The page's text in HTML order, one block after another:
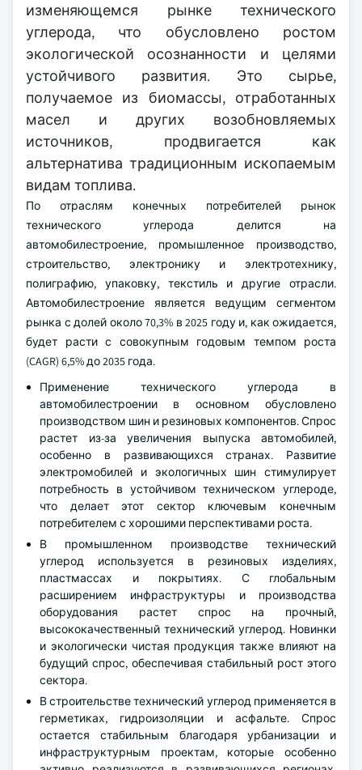
изменяющемся рынке технического
углерода, что обусловлено ростом
экологической осознанности и целями
устойчивого развития. Это сырье,
получаемое из биомассы, отработанных
масел и других возобновляемых
источников, продвигается как
альтернатива традиционным ископаемым
видам топлива.
По отраслям конечных потребителей рынок
технического углерода делится на
автомобилестроение, промышленное производство,
строительство, электронику и электротехнику,
полиграфию, упаковку, текстиль и другие отрасли.
Автомобилестроение является ведущим сегментом
рынка с долей около 70,3% в 2025 году и, как ожидается,
будет расти с совокупным годовым темпом роста
(CAGR) 6,5% до 2035 года.
Применение технического углерода в
автомобилестроении в основном обусловлено
производством шин и резиновых компонентов. Спрос
растет из-за увеличения выпуска автомобилей,
особенно в развивающихся странах. Развитие
электромобилей и экологичных шин стимулирует
потребность в устойчивом техническом углероде,
что делает этот сектор ключевым конечным
потребителем с хорошими перспективами роста.
В промышленном производстве технический
углерод используется в резиновых изделиях,
пластмассах и покрытиях. С глобальным
расширением инфраструктуры и производства
оборудования растет спрос на прочный,
высококачественный технический углерод. Новинки
и экологически чистая продукция также влияют на
будущий спрос, обеспечивая стабильный рост этого
сектора.
В строительстве технический углерод применяется в
герметиках, гидроизоляции и асфальте. Спрос
остается стабильным благодаря урбанизации и
инфраструктурным проектам, которые особенно